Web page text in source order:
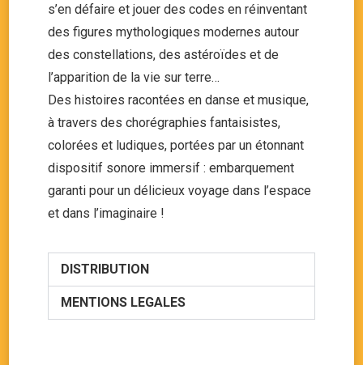
s’en défaire et jouer des codes en réinventant
des figures mythologiques modernes autour
des constellations, des astéroïdes et de
l’apparition de la vie sur terre…
Des histoires racontées en danse et musique,
à travers des chorégraphies fantaisistes,
colorées et ludiques, portées par un étonnant
dispositif sonore immersif : embarquement
garanti pour un délicieux voyage dans l’espace
et dans l’imaginaire !
DISTRIBUTION
MENTIONS LEGALES